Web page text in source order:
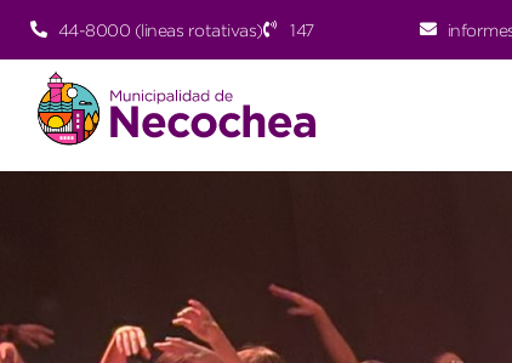
44-8000 (lineas rotativas) 147